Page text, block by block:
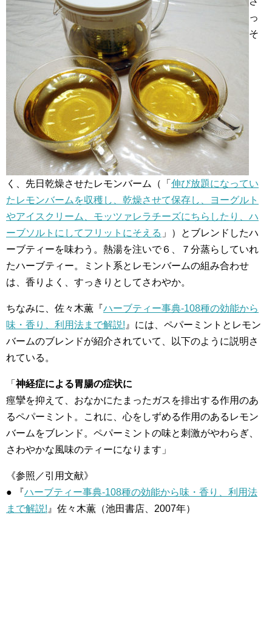
っ
そ
く、先日乾燥させたレモンバーム（「 伸び放題になってい
たレモンバームを収穫し、乾燥させて保存し、ヨーグルト
やアイスクリーム、モッツァレラチーズにちらしたり、ハ
ーブソルトにしてフリットにそえる 」）とブレンドしたハ
ーブティーを味わう。熱湯を注いで６、７分蒸らしていれ
たハーブティー。ミント系とレモンバームの組み合わせ
は、香りよく、すっきりとしてさわやか。
ちなみに、佐々木薫『ハーブティー事典-108種の効能から
味・香り、利用法まで解説! 』には、ペパーミントとレモン
バームのブレンドが紹介されていて、以下のように説明さ
れている。
「神経症による胃腸の症状に
痙攣を抑えて、おなかにたまったガスを排出する作用のあ
るペパーミント。これに、心をしずめる作用のあるレモン
バームをブレンド。ペパーミントの味と刺激がやわらぎ、
さわやかな風味のティーになります」
《参照／引用文献》
● 『ハーブティー事典-108種の効能から味・香り、利用法
まで解説! 』佐々木薫（池田書店、2007年）